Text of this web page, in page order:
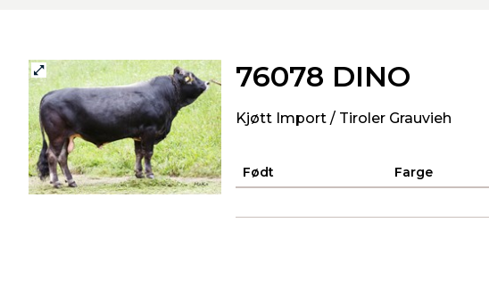
76078 DINO
Kjøtt Import / Tiroler Grauvieh
Født Farge